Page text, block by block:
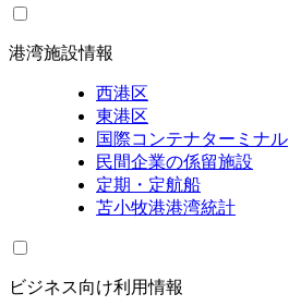
港湾施設情報
西港区
東港区
国際コンテナターミナル
民間企業の係留施設
定期・定航船
苫小牧港港湾統計
ビジネス向け利用情報